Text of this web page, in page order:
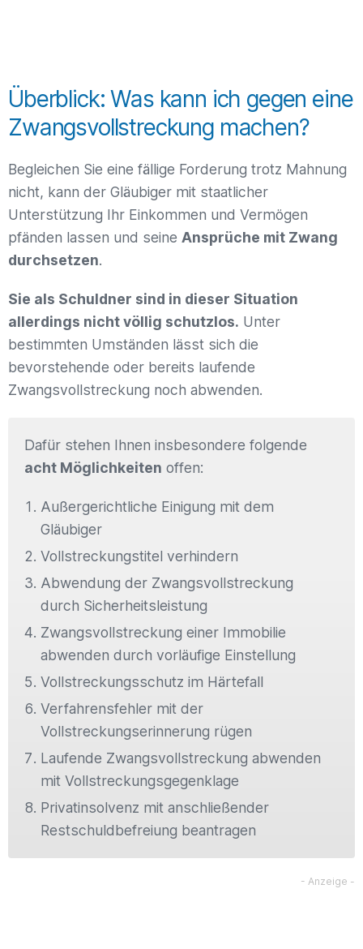
Überblick: Was kann ich gegen eine
Zwangsvollstreckung machen?
Begleichen Sie eine fällige Forderung trotz Mahnung
nicht, kann der Gläubiger mit staatlicher
Unterstützung Ihr Einkommen und Vermögen
pfänden lassen und seine Ansprüche mit Zwang
durchsetzen.
Sie als Schuldner sind in dieser Situation
allerdings nicht völlig schutzlos. Unter
bestimmten Umständen lässt sich die
bevorstehende oder bereits laufende
Zwangsvollstreckung noch abwenden.
Dafür stehen Ihnen insbesondere folgende
acht Möglichkeiten offen:
Außergerichtliche Einigung mit dem
Gläubiger
Vollstreckungstitel verhindern
Abwendung der Zwangsvollstreckung
durch Sicherheitsleistung
Zwangsvollstreckung einer Immobilie
abwenden durch vorläufige Einstellung
Vollstreckungsschutz im Härtefall
Verfahrensfehler mit der
Vollstreckungserinnerung rügen
Laufende Zwangsvollstreckung abwenden
mit Vollstreckungsgegenklage
Privatinsolvenz mit anschließender
Restschuldbefreiung beantragen